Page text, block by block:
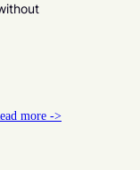
more ->